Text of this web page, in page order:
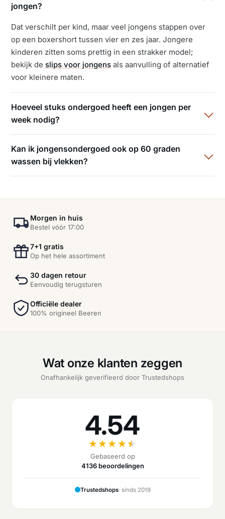
jongen?
Dat verschilt per kind, maar veel jongens stappen over
op een boxershort tussen vier en zes jaar. Jongere
kinderen zitten soms prettig in een strakker model;
bekijk de slips voor jongens als aanvulling of alternatief
voor kleinere maten.
Hoeveel stuks ondergoed heeft een jongen per
week nodig?
Kan ik jongensondergoed ook op 60 graden
wassen bij vlekken?
Morgen in huis
Bestel vóór 17:00
7+1 gratis
Op het hele assortiment
30 dagen retour
Eenvoudig terugsturen
Officiële dealer
100% origineel Beeren
Wat onze klanten zeggen
Onafhankelijk geverifieerd door Trustedshops
4.54
★★★★★
Gebaseerd op
4136 beoordelingen
Trustedshops· sinds 2019